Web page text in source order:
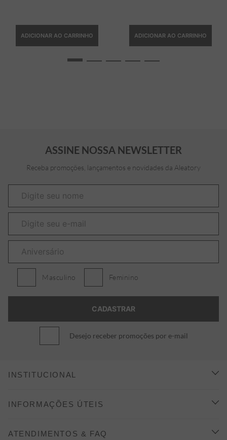
ADICIONAR AO CARRINHO ADICIONAR AO CARRINHO
ASSINE NOSSA NEWSLETTER
Receba promoções, lançamentos e novidades da Aleatory
Masculino Feminino
Desejo receber promoções por e-mail
INSTITUCIONAL
CONHEÇA A ALEATORY
INFORMAÇÕES ÚTEIS
ATENDIMENTOS & FAQ